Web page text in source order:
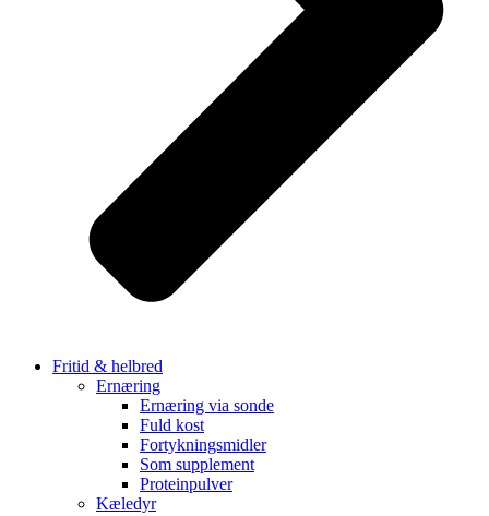
Fritid & helbred
Ernæring
Ernæring via sonde
Fuld kost
Fortykningsmidler
Som supplement
Proteinpulver
Kæledyr